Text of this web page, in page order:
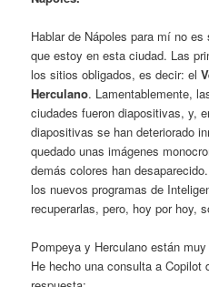
Hablar de Nápoles para mí no
que estoy en esta ciudad. Las
los sitios obligados, es decir: el
Herculano. Lamentablemente,
ciudades fueron diapositivas, y,
diapositivas se han deteriorado
quedado unas imágenes
demás colores han
los nuevos programas de
recuperarlas, pero, hoy por hoy,
Pompeya y Herculano están
He hecho una consulta a